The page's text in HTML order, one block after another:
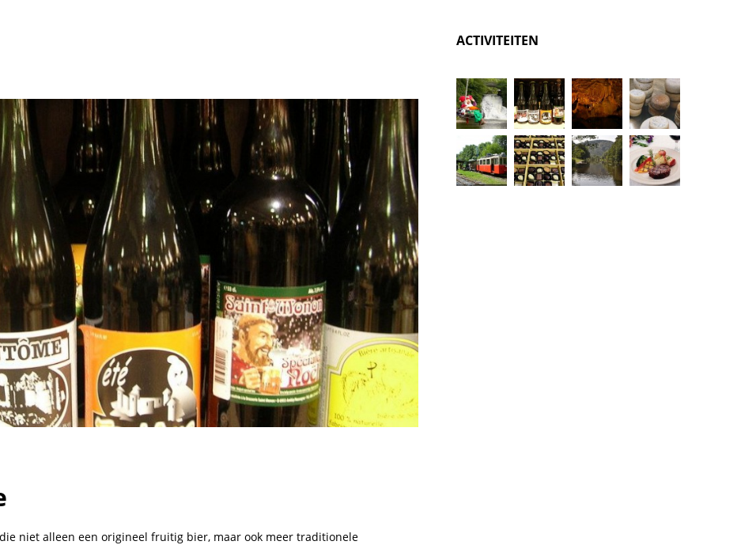
niet alleen een origineel fruitig bier, maar ook meer traditionele
ACTIVITEITEN